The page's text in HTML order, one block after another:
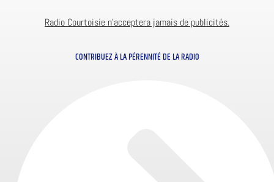
Radio Courtoisie n’acceptera jamais de publicités.
CONTRIBUEZ À LA PÉRENNITÉ DE LA RADIO